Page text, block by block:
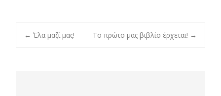
Post
← Έλα μαζί μας! Το πρώτο μας βιβλίο έρχεται! →